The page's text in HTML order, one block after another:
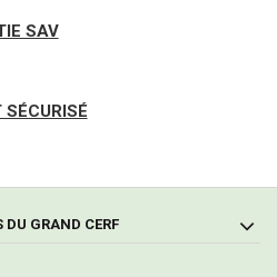
SAV
SÉCURISÉ
DU GRAND CERF